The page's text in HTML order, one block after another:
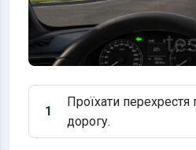
Варіант 1:
1
Проїхати
дорогу.